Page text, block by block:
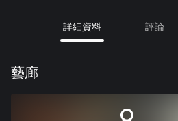
詳細資料 評論
藝廊